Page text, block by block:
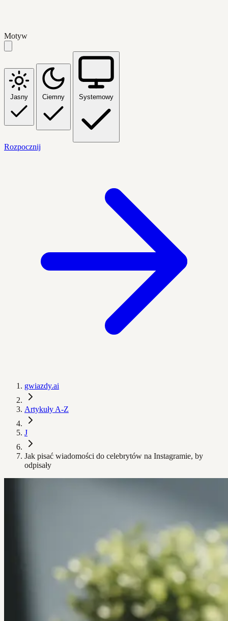
Motyw
Jasny Ciemny Systemowy
Rozpocznij
gwiazdy.ai
Artykuły A-Z
J
Jak pisać wiadomości do celebrytów na Instagramie, by
odpisały